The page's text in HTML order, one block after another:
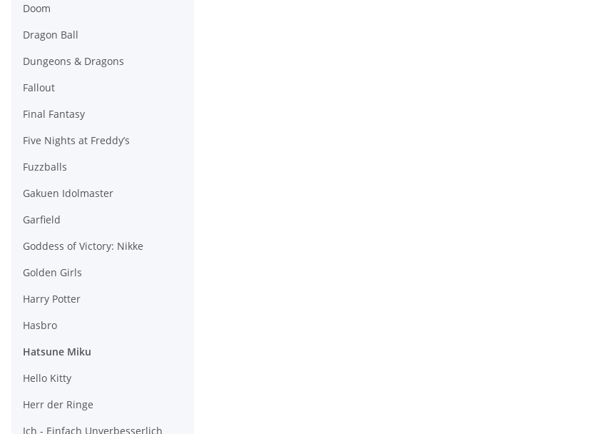
Doom
Dragon Ball
Dungeons & Dragons
Fallout
Final Fantasy
Five Nights at Freddy’s
Fuzzballs
Gakuen Idolmaster
Garfield
Goddess of Victory: Nikke
Golden Girls
Harry Potter
Hasbro
Hatsune Miku
Hello Kitty
Herr der Ringe
Ich - Einfach Unverbesserlich